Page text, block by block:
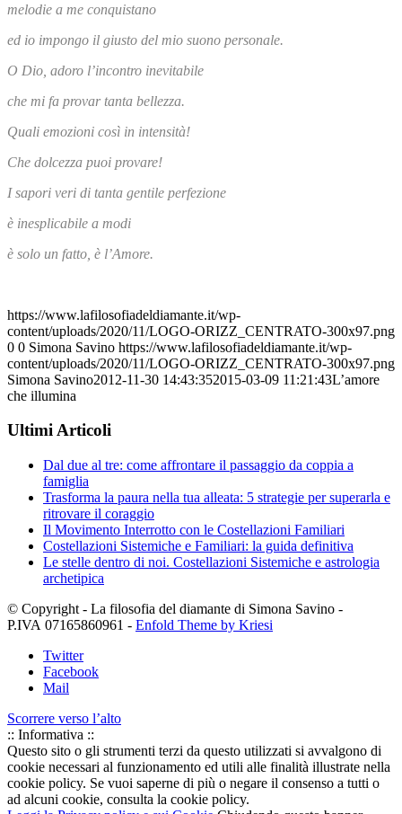
melodie a me conquistano
ed io impongo il giusto del mio suono personale.
O Dio, adoro l’incontro inevitabile
che mi fa provar tanta bellezza.
Quali emozioni così in intensità!
Che dolcezza puoi provare!
I sapori veri di tanta gentile perfezione
è inesplicabile a modi
è solo un fatto, è l’Amore.
https://www.lafilosofiadeldiamante.it/wp-
content/uploads/2020/11/LOGO-ORIZZ_CENTRATO-300x97.png
0 0 Simona Savino https://www.lafilosofiadeldiamante.it/wp-
content/uploads/2020/11/LOGO-ORIZZ_CENTRATO-300x97.png
Simona Savino2012-11-30 14:43:352015-03-09 11:21:43L’amore
che illumina
Ultimi Articoli
Dal due al tre: come affrontare il passaggio da coppia a
famiglia
Trasforma la paura nella tua alleata: 5 strategie per superarla e
ritrovare il coraggio
Il Movimento Interrotto con le Costellazioni Familiari
Costellazioni Sistemiche e Familiari: la guida definitiva
Le stelle dentro di noi. Costellazioni Sistemiche e astrologia
archetipica
© Copyright - La filosofia del diamante di Simona Savino -
P.IVA 07165860961 - Enfold Theme by Kriesi
Twitter
Facebook
Mail
Scorrere verso l’alto
:: Informativa ::
Questo sito o gli strumenti terzi da questo utilizzati si avvalgono di
cookie necessari al funzionamento ed utili alle finalità illustrate nella
cookie policy. Se vuoi saperne di più o negare il consenso a tutti o
ad alcuni cookie, consulta la cookie policy.